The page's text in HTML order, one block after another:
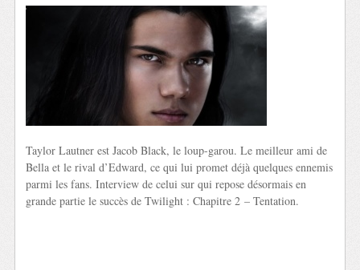
Taylor Lautner est Jacob Black, le loup-garou. Le meilleur ami de
Bella et le rival d’Edward, ce qui lui promet déjà quelques ennemis
parmi les fans. Interview de celui sur qui repose désormais en
grande partie le succès de Twilight : Chapitre 2 – Tentation.